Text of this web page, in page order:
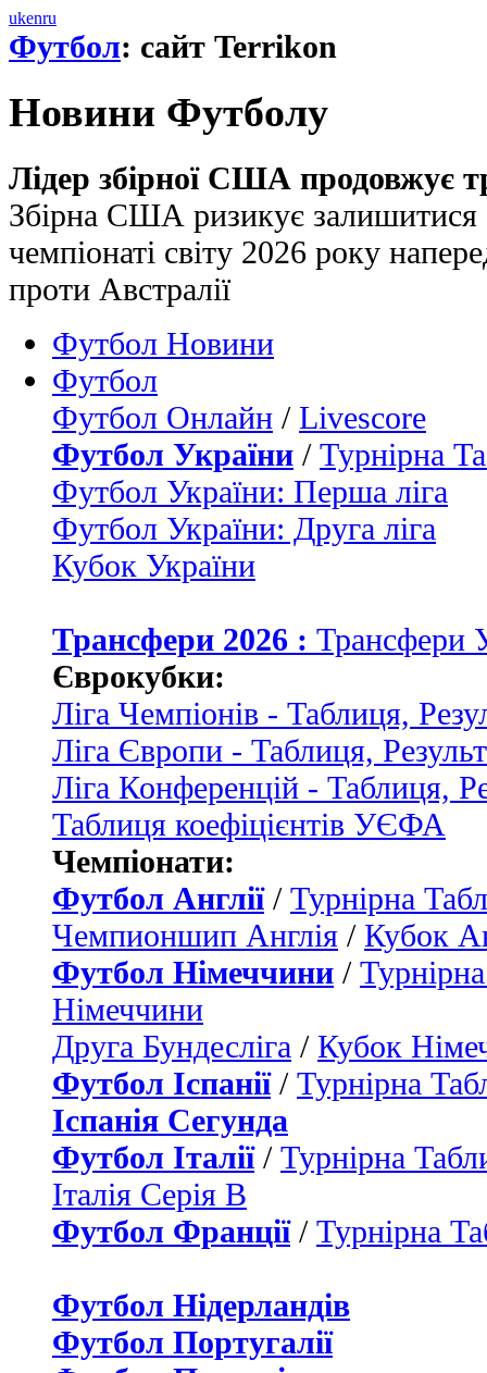
ukenru
Футбол: сайт Terrikon
Новини Футболу
Лідер збірної США продовжує
Збірна США ризикує залишитися
чемпіонаті світу 2026 року
проти Австралії
Футбол Новини
Футбол
Футбол Онлайн / Livescore
Футбол України / Турнірна
Футбол України: Перша ліга
Футбол України: Друга ліга
Кубок України
Трансфери 2026 : Трансфери
Єврокубки:
Ліга Чемпіонів - Таблиця,
Ліга Європи - Таблиця,
Ліга Конференцій - Таблиця,
Таблиця коефіцієнтів УЄФА
Чемпіонати:
Футбол Англії/ Турнірна
Чемпионшип Англія / Кубок
Футбол Німеччини /
Німеччини
Друга Бундесліга / Кубок
Футбол Іспанії/ Турнірна
Іспанія Сегунда
Футбол Італії/ Турнірна
Італія Серія B
Футбол Франції/ Турнірна
Футбол Нідерландiв
Футбол Португалії